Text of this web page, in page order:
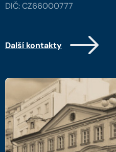
DIČ: CZ66000777
Další kontakty